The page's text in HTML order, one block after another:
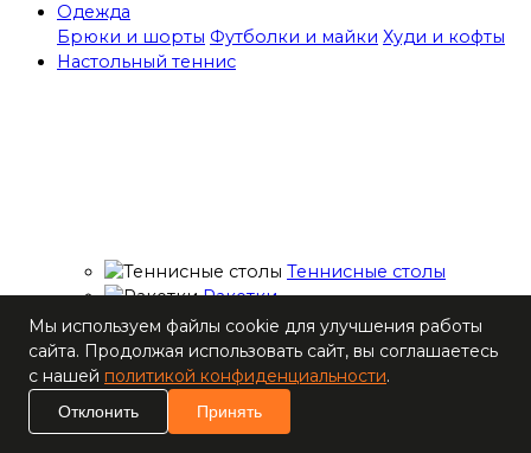
Одежда
Брюки и шорты Футболки и майки Худи и кофты
Настольный теннис
Теннисные столы
Ракетки
Накладки для
ракеток
Основания для
ракеток
Мячи
Мы используем файлы cookie для улучшения работы
сайта. Продолжая использовать сайт, вы соглашаетесь
с нашей политикой конфиденциальности.
Отклонить Принять